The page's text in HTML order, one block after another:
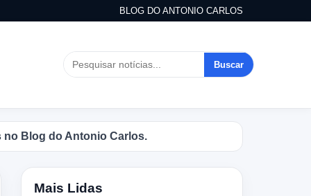
BLOG DO ANTONIO CARLOS
Buscar
Carlos.
Mais Lidas